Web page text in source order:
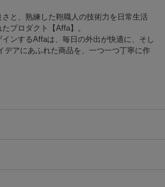
と、熟練した鞄職人の技術力を日常生活
プロダクト【Affa】。
インするAffaは、毎日の外出が快適に、そし
デアにあふれた商品を、一つ一つ丁寧に作